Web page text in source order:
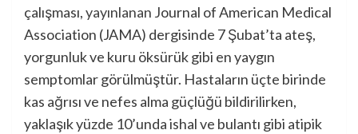
çalışması,yayınlanan Journal of American Medical
Association (JAMA) dergisinde 7 Şubat’ta ateş,
yorgunluk ve kuru öksürük gibi en yaygın
semptomlar görülmüştür. Hastaların üçte birinde
kas ağrısı ve nefes alma güçlüğü bildirilirken,
yaklaşık yüzde 10’unda ishal ve bulantı gibi atipik